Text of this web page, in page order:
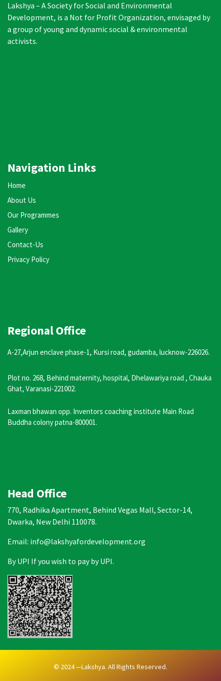
Lakshya – A Society for Social and Environmental
Development, is a Not for Profit Organization, envisaged by
a group of young and dynamic social & environmental
activists.
Navigation Links
Home
About Us
Our Programmes
Gallery
Contact-Us
Privacy Policy
Regional Office
A-27,Arjun enclave phase-1, Kursi road, gudamba, lucknow-226026.
Plot no. 268, Behind maternity, hospital, Dhelawariya road , Chauka
Ghat, Varanasi-221002.
Laxman bhawan opp. Inventors coaching institute Main Road
Buddha colony patna-800001.
Head Office
770, Radhika Apartment, Behind Vegas Mall, Sector-14,
Dwarka, New Delhi 110078.
Email: info@lakshyafordevelopment.org
By UPI If you wish to pay by UPI.
© 2024 —Lakshya. All Rights Reserved.